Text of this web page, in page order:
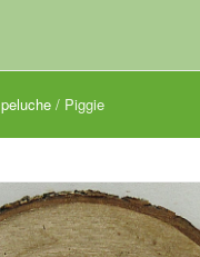
peluche / Piggie